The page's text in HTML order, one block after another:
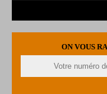
ON VOUS